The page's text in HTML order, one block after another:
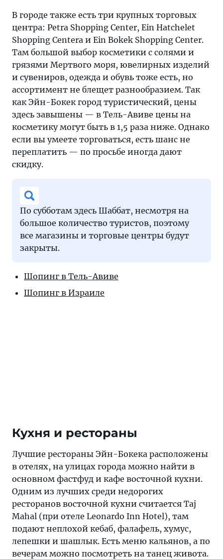
В городе также есть три крупных торговых
центра: Petra Shopping Center, Ein Hatchelet
Shopping Centerа и Ein Bokek Shopping Center.
Там большой выбор косметики с солями и
грязями Мертвого моря, ювелирных изделий
и сувениров, одежда и обувь тоже есть, но
ассортимент не блещет разнообразием. Так
как Эйн-Бокек город туристический, цены
здесь завышены — в Тель-Авиве цены на
косметику могут быть в 1,5 раза ниже. Однако
если вы умеете торговаться, есть шанс не
переплатить — по просьбе иногда дают
скидку.
По субботам здесь Шаббат, несмотря на
большое количество туристов, поэтому
все магазины и торговые центры будут
закрыты.
Шопинг в Тель-Авиве
Шопинг в Израиле
Кухня и рестораны
Лучшие рестораны Эйн-Бокека расположены
в отелях, на улицах города можно найти в
основном фастфуд и кафе восточной кухни.
Одним из лучших среди недорогих
ресторанов восточной кухни считается Taj
Mahal (при отеле Leonardo Inn Hotel), там
подают неплохой кебаб, фалафель, хумус,
лепешки и шашлык. Есть меню кальянов, а по
вечерам можно посмотреть на танец живота.